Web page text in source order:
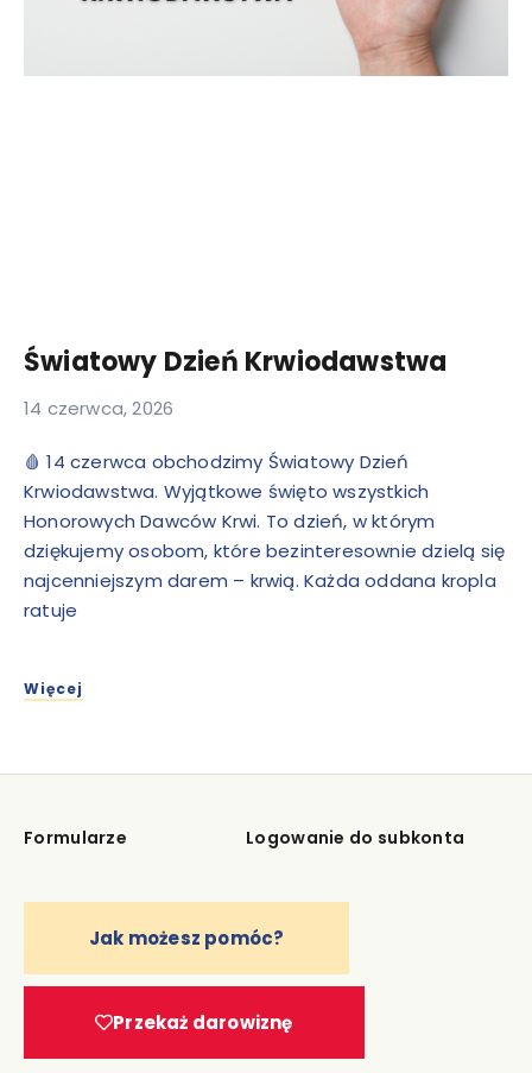
Światowy Dzień Krwiodawstwa
14 czerwca, 2026
🩸 14 czerwca obchodzimy Światowy Dzień
Krwiodawstwa. Wyjątkowe święto wszystkich
Honorowych Dawców Krwi. To dzień, w którym
dziękujemy osobom, które bezinteresownie dzielą się
najcenniejszym darem – krwią. Każda oddana kropla
ratuje
Więcej
Formularze Logowanie do subkonta
Jak możesz pomóc?
Przekaż darowiznę